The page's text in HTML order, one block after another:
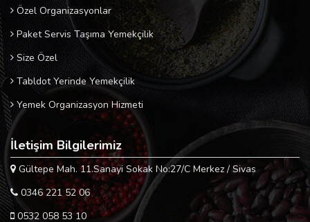
Özel Organizasyonlar
Paket Servis Taşıma Yemekçilik
Size Özel
Tabldot Yerinde Yemekçilik
Yemek Organizasyon Hizmeti
İletişim Bilgilerimiz
Gültepe Mah. 11.Sanayi Sokak No:27/C Merkez / Sivas
0346 221 52 06
0532 058 53 10